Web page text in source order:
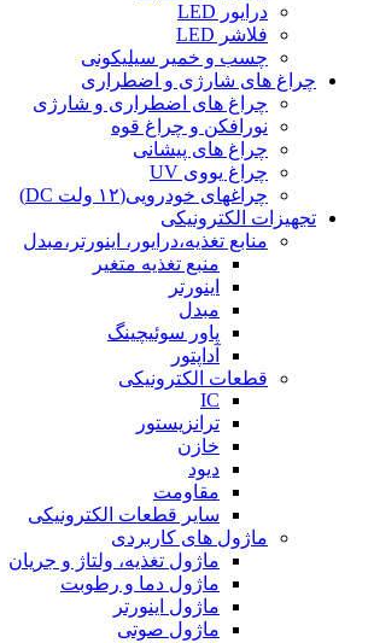
درایور LED
فلاشر LED
چسب و خمیر سیلیکونی
چراغ های شارژی و اضطراری
چراغ های اضطراری و شارژی
نورافکن و چراغ قوه
چراغ های پیشانی
چراغ یووی UV
چراغهای خودرویی(۱۲ ولت DC)
تجهیزات الکترونیکی
منابع تغذیه،درایور، اینورتر،مبدل
منبع تغذیه متغیر
اینورتر
مبدل
پاور سوئیچینگ
آداپتور
قطعات الکترونیکی
IC
ترانزیستور
خازن
دیود
مقاومت
سایر قطعات الکترونیکی
ماژول های کاربردی
ماژول تغذیه، ولتاژ و جریان
ماژول دما و رطوبت
ماژول اینورتر
ماژول صوتی